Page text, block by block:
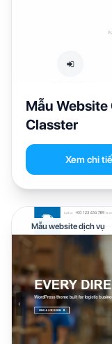
Mẫu Website
Classter
Xem chi
Mẫu website dịch vụ